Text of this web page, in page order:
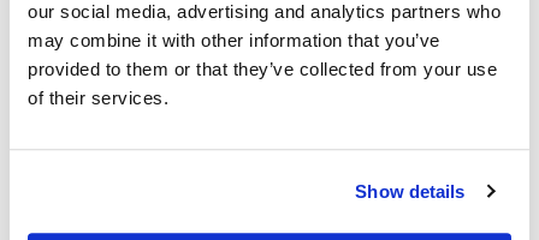
our social media, advertising and analytics partners who
may combine it with other information that you’ve
provided to them or that they’ve collected from your use
of their services.
Show details
DER KILLER, DEN WIR IGNORIEREN
Seit Beginn der Pandemie wurden weltweit mehr als 3,5